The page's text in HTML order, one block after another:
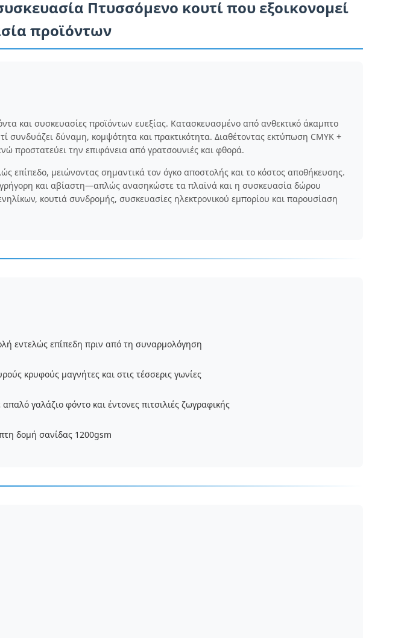
Πτυσσόμενο κουτί που εξοικονομεί
προϊόντων
και συσκευασίες προϊόντων ευεξίας. Κατασκευασμένο από ανθεκτικό άκαμπτο
συνδυάζει δύναμη, κομψότητα και πρακτικότητα. Διαθέτοντας εκτύπωση CMYK +
προστατεύει την επιφάνεια από γρατσουνιές και φθορά.
επίπεδο, μειώνοντας σημαντικά τον όγκο αποστολής και το κόστος αποθήκευσης.
και αβίαστη—απλώς ανασηκώστε τα πλαϊνά και η συσκευασία δώρου
κουτιά συνδρομής, συσκευασίες ηλεκτρονικού εμπορίου και παρουσίαση
εντελώς επίπεδη πριν από τη συναρμολόγηση
κρυφούς μαγνήτες και στις τέσσερις γωνίες
γαλάζιο φόντο και έντονες πιτσιλιές ζωγραφικής
δομή σανίδας 1200gsm